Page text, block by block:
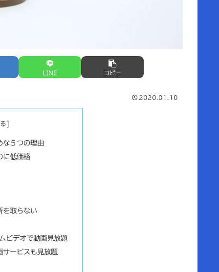
LINE コピー
2020.01.10
５つの理由
に低価格
取らない
デオで動画見放題
ービスも見放題